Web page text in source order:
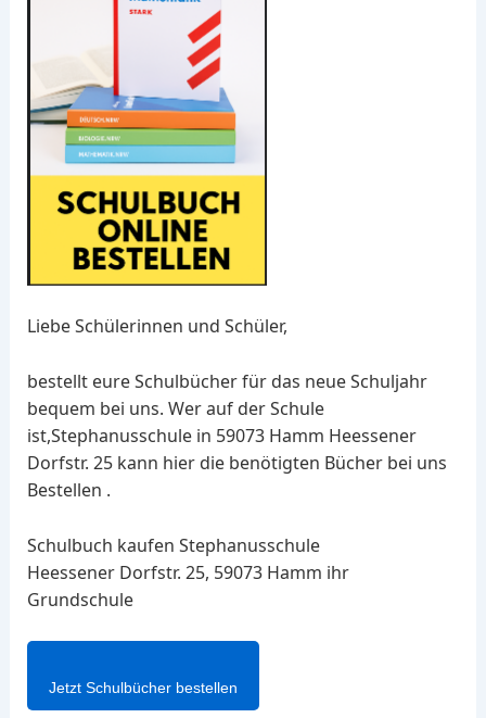
Liebe Schülerinnen und Schüler,
bestellt eure Schulbücher für das neue Schuljahr
bequem bei uns. Wer auf der Schule
ist,Stephanusschule in 59073 Hamm Heessener
Dorfstr. 25 kann hier die benötigten Bücher bei uns
Bestellen .
Schulbuch kaufen Stephanusschule
Heessener Dorfstr. 25, 59073 Hamm ihr
Grundschule
Jetzt Schulbücher bestellen